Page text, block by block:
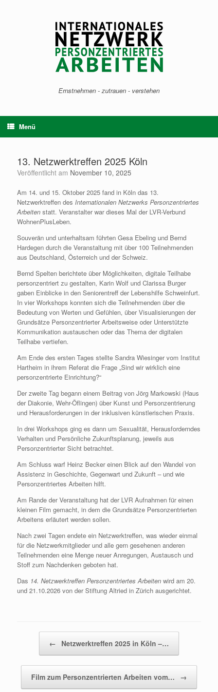
Ernstnehmen - zutrauen - verstehen
Menü
13. Netzwerktreffen 2025 Köln
Veröffentlicht am November 10, 2025
Am 14. und 15. Oktober 2025 fand in Köln das 13.
Netzwerktreffen des Internationalen Netzwerks Personzentriertes
Arbeiten statt. Veranstalter war dieses Mal der LVR-Verbund
WohnenPlusLeben.
Souverän und unterhaltsam führten Gesa Ebeling und Bernd
Hardegen durch die Veranstaltung mit über 100 Teilnehmenden
aus Deutschland, Österreich und der Schweiz.
Bernd Spelten berichtete über Möglichkeiten, digitale Teilhabe
personzentriert zu gestalten, Karin Wolf und Clarissa Burger
gaben Einblicke in den Seniorentreff der Lebenshilfe Schweinfurt.
In vier Workshops konnten sich die Teilnehmenden über die
Bedeutung von Werten und Gefühlen, über Visualisierungen der
Grundsätze Personzentrierter Arbeitsweise oder Unterstützte
Kommunikation austauschen oder das Thema der digitalen
Teilhabe vertiefen.
Am Ende des ersten Tages stellte Sandra Wiesinger vom Institut
Hartheim in ihrem Referat die Frage „Sind wir wirklich eine
personzentrierte Einrichtung?“
Der zweite Tag begann einem Beitrag von Jörg Markowski (Haus
der Diakonie, Wehr-Öflingen) über Kunst und Personzentrierung
und Herausforderungen in der inklusiven künstlerischen Praxis.
In drei Workshops ging es dann um Sexualität, Herausforderndes
Verhalten und Persönliche Zukunftsplanung, jeweils aus
Personzentrierter Sicht betrachtet.
Am Schluss warf Heinz Becker einen Blick auf den Wandel von
Assistenz in Geschichte, Gegenwart und Zukunft – und wie
Personzentriertes Arbeiten hilft.
Am Rande der Veranstaltung hat der LVR Aufnahmen für einen
kleinen Film gemacht, in dem die Grundsätze Personzentrierten
Arbeitens erläutert werden sollen.
Nach zwei Tagen endete ein Netzwerktreffen, was wieder einmal
für die Netzwerkmitglieder und alle gern gesehenen anderen
Teilnehmenden eine Menge neuer Anregungen, Austausch und
Stoff zum Nachdenken geboten hat.
Das 14. Netzwerktreffen Personzentriertes Arbeiten wird am 20.
und 21.10.2026 von der Stiftung Altried in Zürich ausgerichtet.
← Netzwerktreffen 2025 in Köln –…
Film zum Personzentrierten Arbeiten vom… →